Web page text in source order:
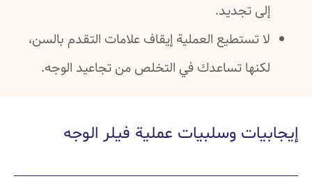
تجديد.
تستطيع العملية إيقاف علامات التقدم بالسن،
تساعدك في التخلص من تجاعيد الوجه.
وسلبيات عملية فيلر الوجه